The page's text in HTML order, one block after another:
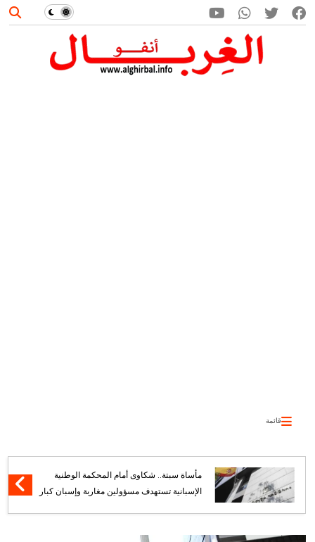
قائمة
مأساة سبتة.. شكاوى أمام المحكمة الوطنية
الإسبانية تستهدف مسؤولين مغاربة وإسبان كبار